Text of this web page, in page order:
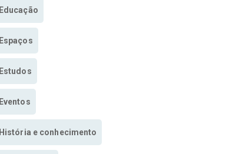
Educação
Espaços
Estudos
Eventos
História e conhecimento